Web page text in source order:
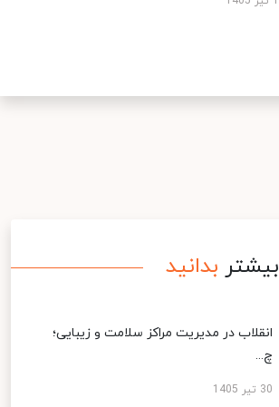
بیشتر بدانید
انقلاب در مدیریت مراکز سلامت و زیبایی؛
چ...
30 تیر 1405